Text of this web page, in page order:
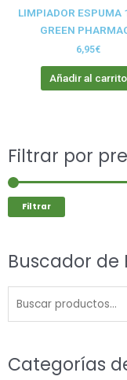
LIMPIADOR ESPUMA
GREEN
6,95€
Añadir al carrito
Filtrar por
Filtrar
Buscador de
Buscar
Categorías